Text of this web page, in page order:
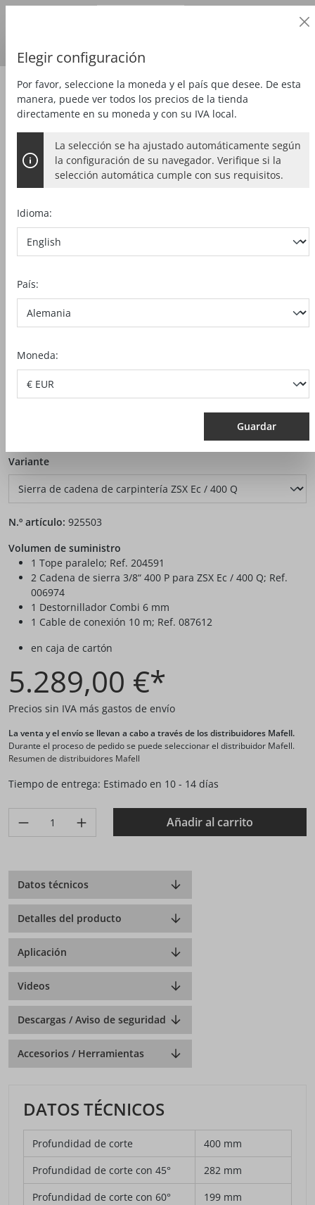
Serrar Sierra de cadena de carpintería
SIERRA DE CADENA DE
CARPINTERÍA ZSX EC / 400 Q
Bildergalerie überspringen
Varianteauswählen
N.º artículo: 925503
Volumen de suministro
1 Tope paralelo; Ref. 204591
2 Cadena de sierra 3/8“ 400 P para ZSX Ec / 400 Q; Ref.
006974
1 Destornillador Combi 6 mm
1 Cable de conexión 10 m; Ref. 087612
en caja de cartón
5.289,00 €*
Precios sin IVA más gastos de envío
La venta y el envío se llevan a cabo a través de los distribuidores Mafell.
Durante el proceso de pedido se puede seleccionar el distribuidor Mafell.
Resumen de distribuidores Mafell
Tiempo de entrega: Estimado en 10 - 14 días
Produkt Anzahl: Gib den gewünschten Wert ein oder
Añadir al carrito
Datos técnicos
Detalles del producto
Aplicación
Videos
Descargas / Aviso de seguridad
Accesorios / Herramientas
DATOS TÉCNICOS
Profundidad de corte
400 mm
Profundidad de corte con 45°
282 mm
Profundidad de corte con 60°
199 mm
Elegir configuración
Por favor, seleccione la moneda y el país que desee. De esta
manera, puede ver todos los precios de la tienda
directamente en su moneda y con su IVA local.
La selección se ha ajustado automáticamente según
la configuración de su navegador. Verifique si la
selección automática cumple con sus requisitos.
Idioma:
País:
Moneda:
Guardar